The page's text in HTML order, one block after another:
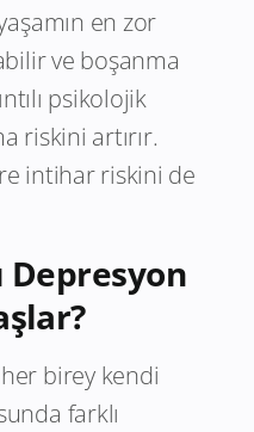
en zor
ve boşanma
psikolojik
riskini artırır.
intihar riskini de
Depresyon
birey kendi
farklı